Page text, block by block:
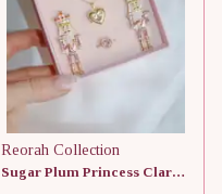
Reorah Collection
Sugar Plum Princess Clara Set